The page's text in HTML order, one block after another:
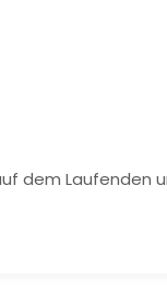
dem Laufenden